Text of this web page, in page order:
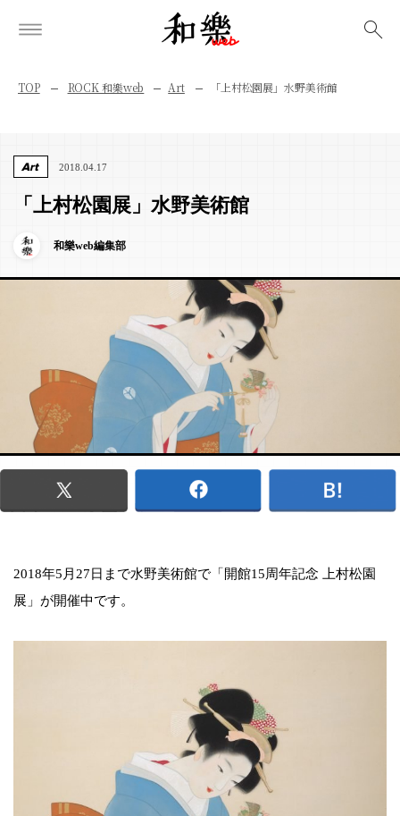
TOP ROCK 和樂web Art 「上村松園展」水野美術館
Art 2018.04.17
「上村松園展」水野美術館
和樂web編集部
2018年5月27日まで水野美術館で「開館15周年記念 上村松園
展」が開催中です。